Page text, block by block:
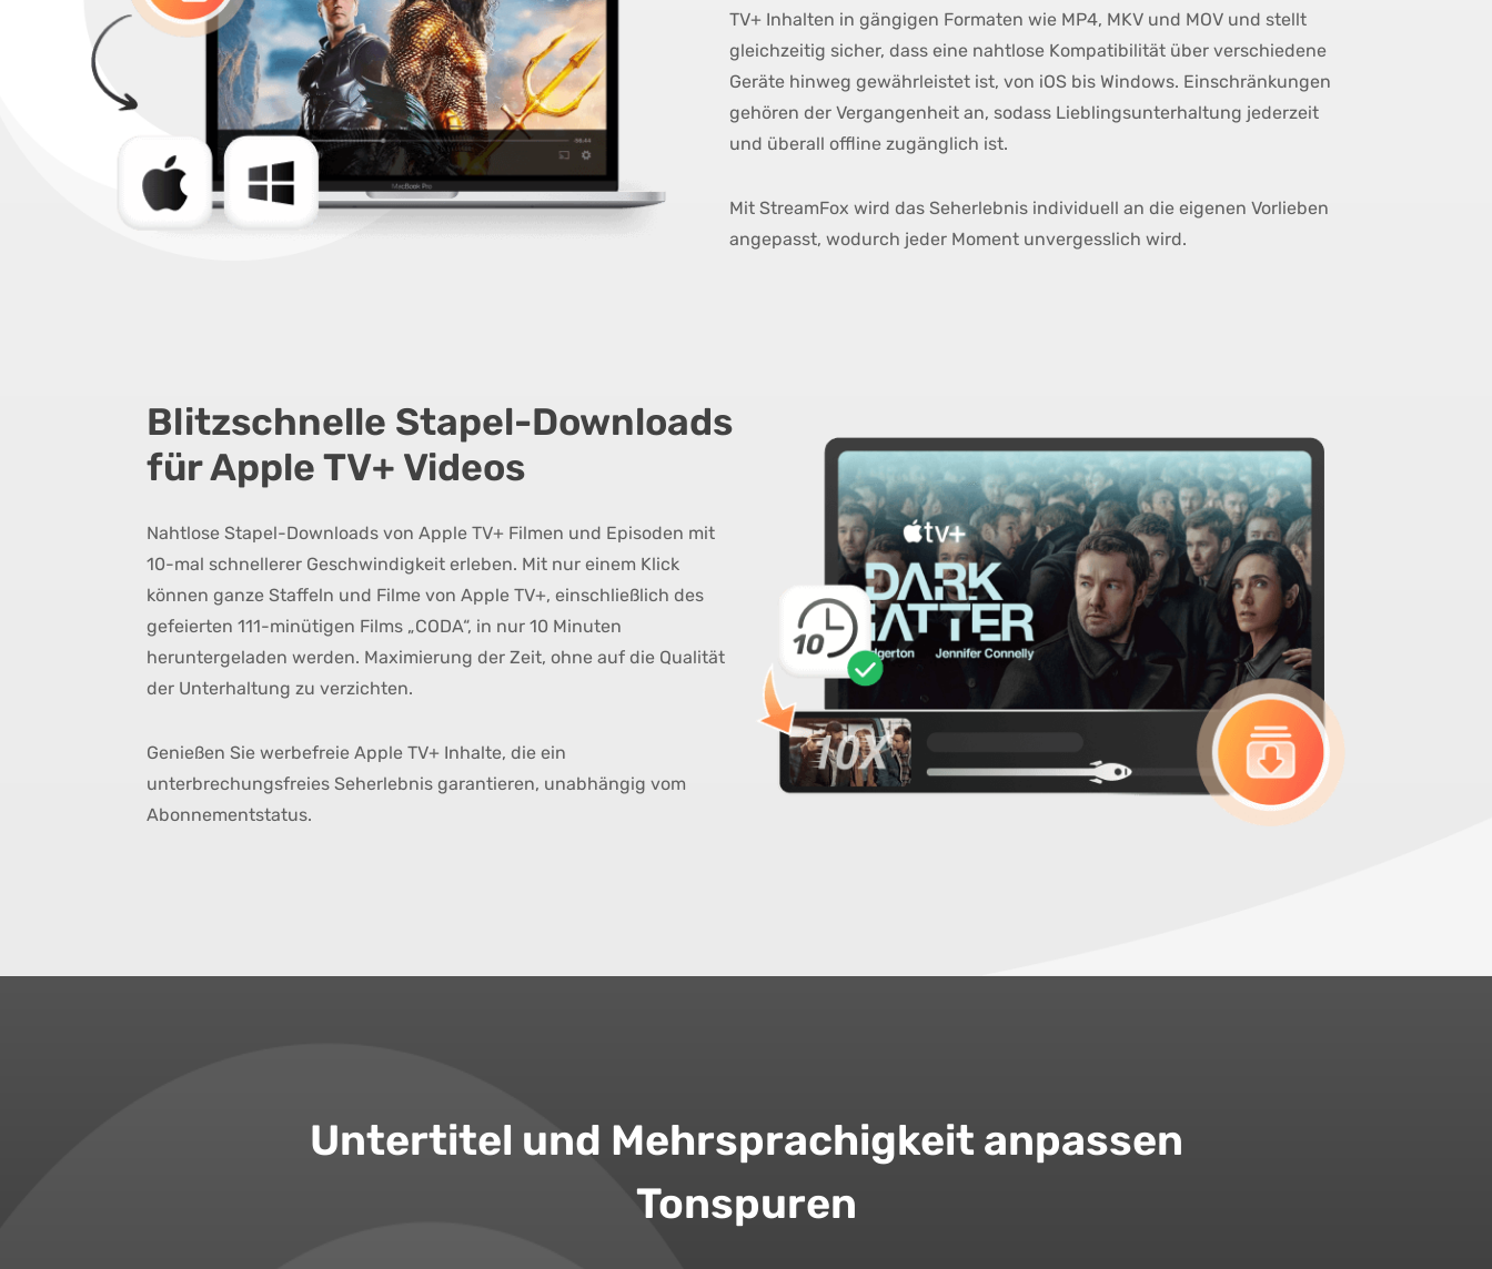
TV+ Inhalten in gängigen Formaten wie MP4, MKV und MOV und stellt
gleichzeitig sicher, dass eine nahtlose Kompatibilität über verschiedene
Geräte hinweg gewährleistet ist, von iOS bis Windows. Einschränkungen
gehören der Vergangenheit an, sodass Lieblingsunterhaltung jederzeit
und überall offline zugänglich ist.
Mit StreamFox wird das Seherlebnis individuell an die eigenen Vorlieben
angepasst, wodurch jeder Moment unvergesslich wird.
Blitzschnelle Stapel-Downloads
für Apple TV+ Videos
Nahtlose Stapel-Downloads von Apple TV+ Filmen und Episoden mit
10-mal schnellerer Geschwindigkeit erleben. Mit nur einem Klick
können ganze Staffeln und Filme von Apple TV+, einschließlich des
gefeierten 111-minütigen Films „CODA“, in nur 10 Minuten
heruntergeladen werden. Maximierung der Zeit, ohne auf die Qualität
der Unterhaltung zu verzichten.
Genießen Sie werbefreie Apple TV+ Inhalte, die ein
unterbrechungsfreies Seherlebnis garantieren, unabhängig vom
Abonnementstatus.
Untertitel und Mehrsprachigkeit anpassen
Tonspuren